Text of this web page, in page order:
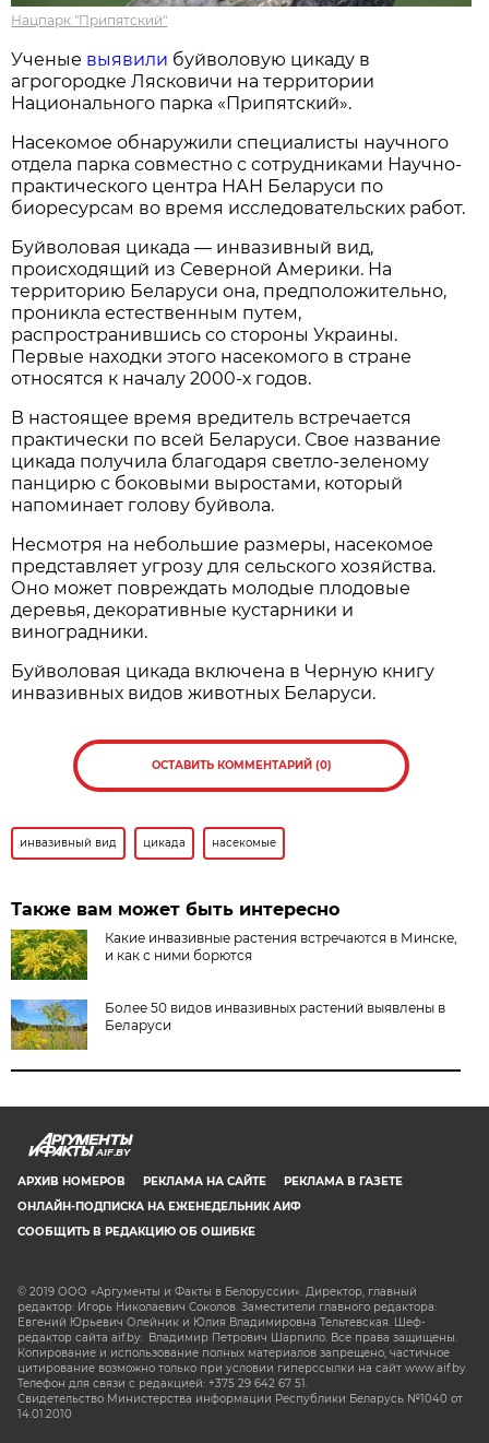
Нацпарк "Припятский"
Ученые выявили буйволовую цикаду в
агрогородке Лясковичи на территории
Национального парка «Припятский».
Насекомое обнаружили специалисты научного
отдела парка совместно с сотрудниками Научно-
практического центра НАН Беларуси по
биоресурсам во время исследовательских работ.
Буйволовая цикада — инвазивный вид,
происходящий из Северной Америки. На
территорию Беларуси она, предположительно,
проникла естественным путем,
распространившись со стороны Украины.
Первые находки этого насекомого в стране
относятся к началу 2000-х годов.
В настоящее время вредитель встречается
практически по всей Беларуси. Свое название
цикада получила благодаря светло-зеленому
панцирю с боковыми выростами, который
напоминает голову буйвола.
Несмотря на небольшие размеры, насекомое
представляет угрозу для сельского хозяйства.
Оно может повреждать молодые плодовые
деревья, декоративные кустарники и
виноградники.
Буйволовая цикада включена в Черную книгу
инвазивных видов животных Беларуси.
ОСТАВИТЬ КОММЕНТАРИЙ (0)
инвазивный вид цикада насекомые
Также вам может быть интересно
Какие инвазивные растения встречаются в Минске,
и как с ними борются
Более 50 видов инвазивных растений выявлены в
Беларуси
AIF.BY
АРХИВ НОМЕРОВ РЕКЛАМА НА САЙТЕ
РЕКЛАМА В ГАЗЕТЕ
ОНЛАЙН-ПОДПИСКА НА ЕЖЕНЕДЕЛЬНИК АИФ
СООБЩИТЬ В РЕДАКЦИЮ ОБ ОШИБКЕ
© 2019 ООО «Аргументы и Факты в Белоруссии». Директор, главный
редактор: Игорь Николаевич Соколов. Заместители главного редактора:
Евгений Юрьевич Олейник и Юлия Владимировна Тельтевская. Шеф-
редактор сайта aif.by: Владимир Петрович Шарпило. Все права защищены.
Копирование и использование полных материалов запрещено, частичное
цитирование возможно только при условии гиперссылки на сайт www.aif.by.
Телефон для связи с редакцией: +375 29 642 67 51.
Свидетельство Министерства информации Республики Беларусь №1040 от
14.01.2010